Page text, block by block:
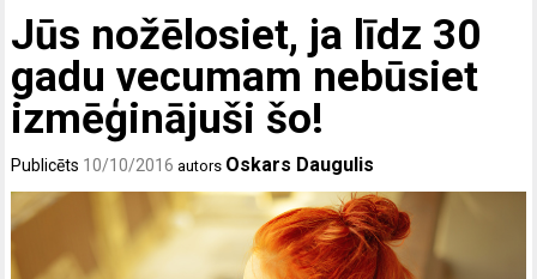
Jūs nožēlosiet, ja līdz 30
gadu vecumam nebūsiet
izmēģinājuši šo!
Publicēts 10/10/2016 autors Oskars Daugulis